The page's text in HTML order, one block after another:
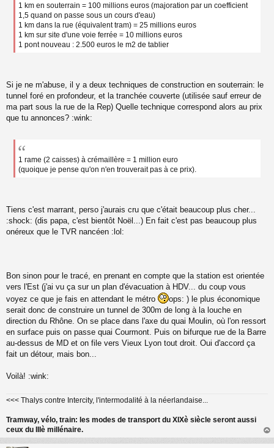
1 km en souterrain = 100 millions euros (majoration par un coefficient
1,5 quand on passe sous un cours d'eau)
1 km dans la rue (équivalent tram) = 25 millions euros
1 km sur site d'une voie ferrée = 10 millions euros
1 pont nouveau : 2.500 euros le m2 de tablier
Si je ne m'abuse, il y a deux techniques de construction en souterrain: le
tunnel foré en profondeur, et la tranchée couverte (utilisée sauf erreur de
ma part sous la rue de la Rep) Quelle technique correspond alors au prix
que tu annonces? :wink:
1 rame (2 caisses) à crémaillère = 1 million euro
(quoique je pense qu'on n'en trouverait pas à ce prix).
Tiens c'est marrant, perso j'aurais cru que c'était beaucoup plus cher...
:shock: (dis papa, c'est bientôt Noël...) En fait c'est pas beaucoup plus
onéreux que le TVR nancéen :lol:
Bon sinon pour le tracé, en prenant en compte que la station est orientée
vers l'Est (j'ai vu ça sur un plan d'évacuation à HDV... du coup vous
voyez ce que je fais en attendant le métro
ops: ) le plus économique
serait donc de construire un tunnel de 300m de long à la louche en
direction du Rhône. On se place dans l'axe du quai Moulin, où l'on ressort
en surface puis on passe quai Courmont. Puis on bifurque rue de la Barre
au-dessus de MD et on file vers Vieux Lyon tout droit. Oui d'accord ça
fait un détour, mais bon...
Voilà! :wink:
<<< Thalys contre Intercity, l'intermodalité à la néerlandaise...
Tramway, vélo, train: les modes de transport du XIXè siècle seront aussi
ceux du IIIè millénaire.
au